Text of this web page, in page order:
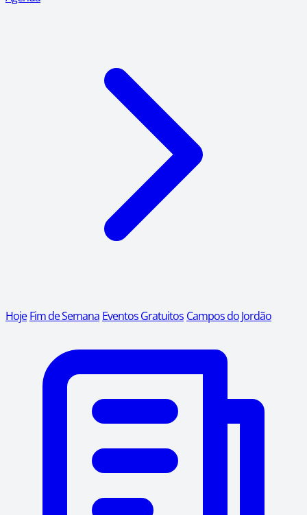
Hoje Fim de Semana Eventos Gratuitos Campos do Jordão